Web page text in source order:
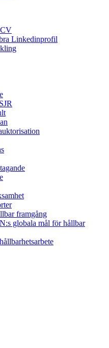
CV
Linkedinprofil
framgång
globala mål för hållbar